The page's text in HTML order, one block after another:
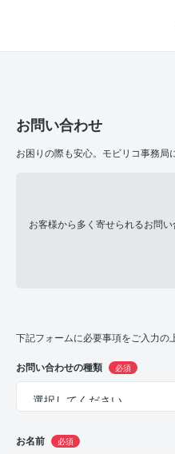
お問い合わせ
お困りの際も安心。モビリコ事務局
お客様から多く寄せられるお問
下記フォームに必要事項をご入力の
お問い合わせの種類 必須
お名前 必須